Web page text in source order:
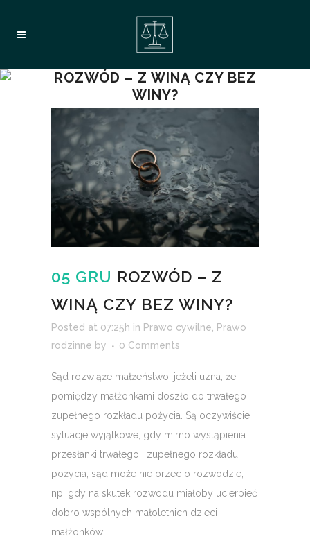
ROZWÓD – Z WINĄ CZY BEZ
WINY?
05 GRU ROZWÓD – Z
WINĄ CZY BEZ WINY?
Posted at 07:25h in Prawo cywilne
Prawo
rodzinne by 0 Comments
Sąd rozwiąże małżeństwo, jeżeli uzna, że
pomiędzy małżonkami doszło do trwałego i
zupełnego rozkładu pożycia. Są oczywiście
sytuacje wyjątkowe, gdy mimo wystąpienia
przesłanki trwałego i zupełnego rozkładu
pożycia, sąd może nie orzec o rozwodzie,
np. gdy na skutek rozwodu miałoby ucierpieć
dobro wspólnych małoletnich dzieci
małżonków.